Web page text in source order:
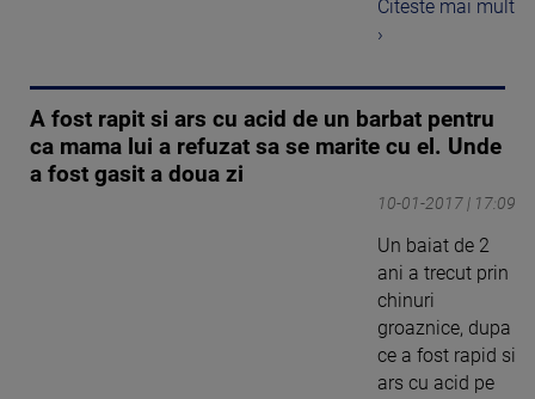
Citeste mai mult
›
A fost rapit si ars cu acid de un barbat pentru
ca mama lui a refuzat sa se marite cu el. Unde
a fost gasit a doua zi
10-01-2017 | 17:09
Un baiat de 2
ani a trecut prin
chinuri
groaznice, dupa
ce a fost rapid si
ars cu acid pe